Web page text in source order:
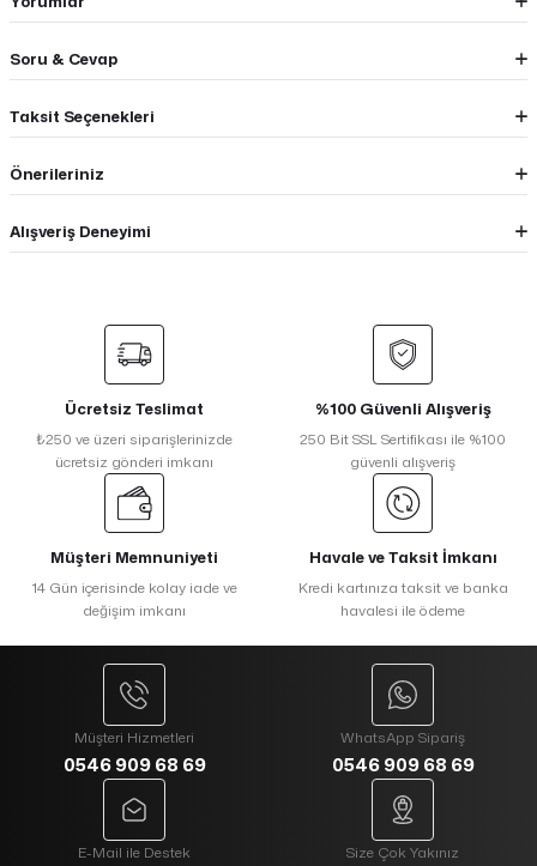
Soru & Cevap
Taksit Seçenekleri
Önerileriniz
Alışveriş Deneyimi
Ücretsiz Teslimat
₺250 ve üzeri siparişlerinizde
ücretsiz gönderi imkanı
%100 Güvenli Alışveriş
250 Bit SSL Sertifikası ile %100
güvenli alışveriş
Müşteri Memnuniyeti
14 Gün içerisinde kolay iade ve
değişim imkanı
Havale ve Taksit İmkanı
Kredi kartınıza taksit ve banka
havalesi ile ödeme
Müşteri Hizmetleri
0546 909 68 69
WhatsApp Sipariş
0546 909 68 69
E-Mail ile Destek Size Çok Yakınız